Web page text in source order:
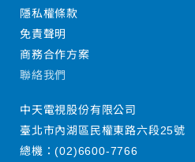
隱私權條款
免責聲明
商務合作方案
聯絡我們
中天電視股份有限公司
臺北市內湖區民權東路六段25號
總機：(02)6600-7766